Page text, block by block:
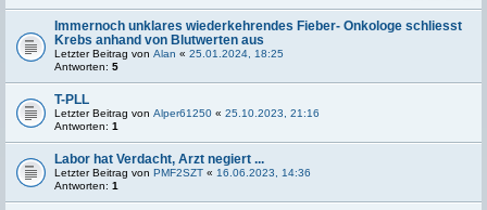
Immernoch unklares wiederkehrendes Fieber- Onkologe schliesst
Krebs anhand von Blutwerten aus
Letzter Beitrag von Alan « 25.01.2024, 18:25
Antworten: 5
T-PLL
Letzter Beitrag von Alper61250 « 25.10.2023, 21:16
Antworten: 1
Labor hat Verdacht, Arzt negiert ...
Letzter Beitrag von PMF2SZT « 16.06.2023, 14:36
Antworten: 1